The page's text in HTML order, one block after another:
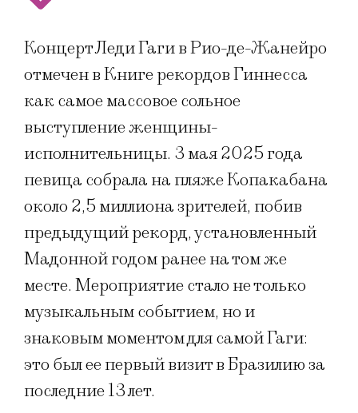
Концерт Леди Гаги в Рио-де-Жанейро
отмечен в Книге рекордов Гиннесса
как самое массовое сольное
выступление женщины-
исполнительницы. 3 мая 2025 года
певица собрала на пляже Копакабана
около 2,5 миллиона зрителей, побив
предыдущий рекорд, установленный
Мадонной годом ранее на том же
месте. Мероприятие стало не только
музыкальным событием, но и
знаковым моментом для самой Гаги:
это был ее первый визит в Бразилию за
последние 13 лет.